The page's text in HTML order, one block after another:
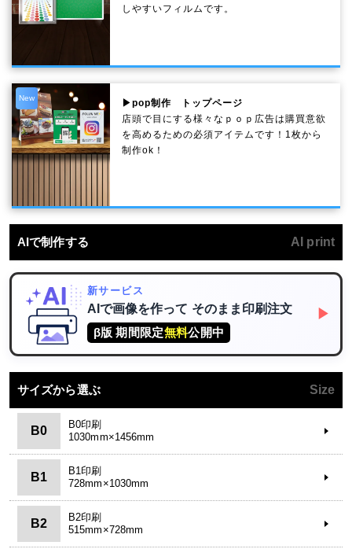
しやすいフィルムです。
New
▶pop制作 トップページ
店頭で目にする様々なｐｏｐ広告は購買意欲
を高めるための必須アイテムです！1枚から
制作ok！
AIで制作する AI print
新サービス
AIで画像を作って そのまま印刷注文
β版 期間限定無料公開中
▶
サイズから選ぶ Size
B0
B0印刷
1030mm×1456mm
B1
B1印刷
728mm×1030mm
B2
B2印刷
515mm×728mm